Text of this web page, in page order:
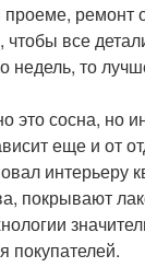
все
недель, то
сосна, но
еще и от
интерьеру
покрывают
покупателей.